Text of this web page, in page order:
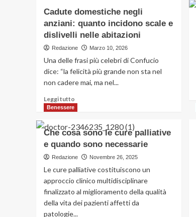
Cadute domestiche negli
anziani: quanto incidono scale e
dislivelli nelle abitazioni
Redazione Marzo 10, 2026
Una delle frasi più celebri di Confucio
dice: “la felicità più grande non sta nel
non cadere mai, ma nel...
Leggi tutto
su
Cadute
domestiche
negli
quanto
incidono
scale
e
Benessere
Che cosa sono le cure palliative
e quando sono necessarie
Redazione Novembre 26, 2025
Le cure palliative costituiscono un
approccio clinico multidisciplinare
finalizzato al miglioramento della qualità
della vita dei pazienti affetti da
patologie...